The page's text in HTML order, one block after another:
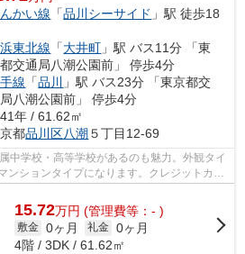
かい線 「品川シーサイド 」駅 徒歩18
東北線 「大井町 」駅 バス11分 「東
交通局八潮公園前」 停歩4分
線 「品川
」駅 バス23分 「東京都交
八潮公園前」 停歩4分
年 / 61.62㎡
都品川区八潮 ５丁目12-69
中学校・高等学校があるのも魅力。外観タイ
ンションタイプになります。クレジットカー
ける物...
15.72万円 (管理費等：- )
敷金 0ヶ月 礼金 0ヶ月
4階 / 3DK / 61.62㎡